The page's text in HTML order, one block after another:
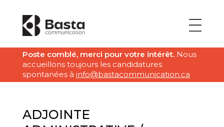
Poste comblé, merci pour votre intérêt. Nous
accueillons toujours les candidatures
spontanées à info@bastacommunication.ca
ADJOINTE